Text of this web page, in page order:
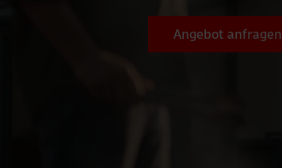
Angebot anfragen